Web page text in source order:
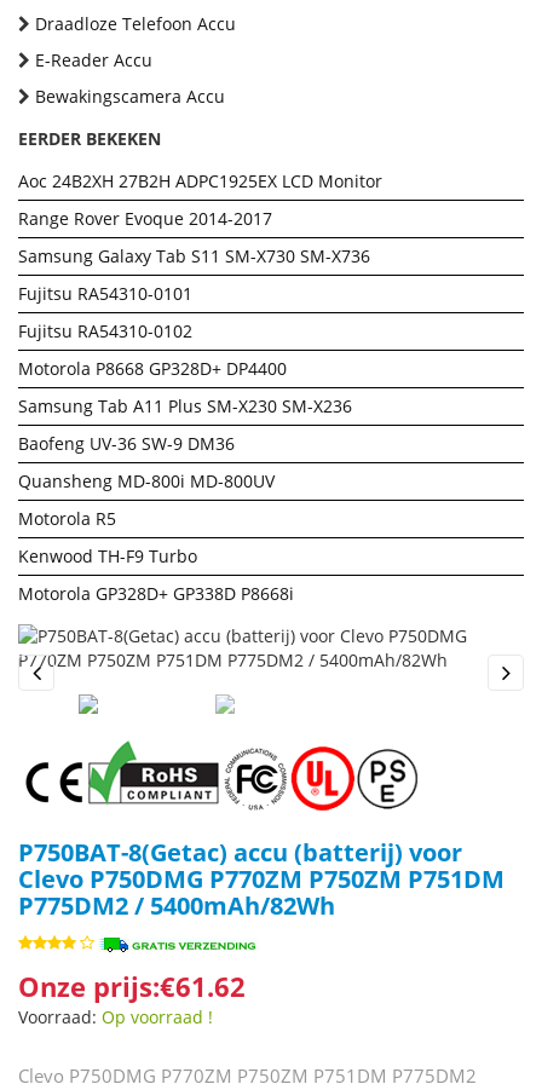
Draadloze Telefoon Accu
E-Reader Accu
Bewakingscamera Accu
EERDER BEKEKEN
Aoc 24B2XH 27B2H ADPC1925EX LCD Monitor
Range Rover Evoque 2014-2017
Samsung Galaxy Tab S11 SM-X730 SM-X736
Fujitsu RA54310-0101
Fujitsu RA54310-0102
Motorola P8668 GP328D+ DP4400
Samsung Tab A11 Plus SM-X230 SM-X236
Baofeng UV-36 SW-9 DM36
Quansheng MD-800i MD-800UV
Motorola R5
Kenwood TH-F9 Turbo
Motorola GP328D+ GP338D P8668i
Previous
P750BAT-8(Getac) accu (batterij) voor
Clevo P750DMG P770ZM P750ZM P751DM
P775DM2 / 5400mAh/82Wh
Onze prijs:€61.62
Voorraad: Op voorraad !
Clevo P750DMG P770ZM P750ZM P751DM P775DM2